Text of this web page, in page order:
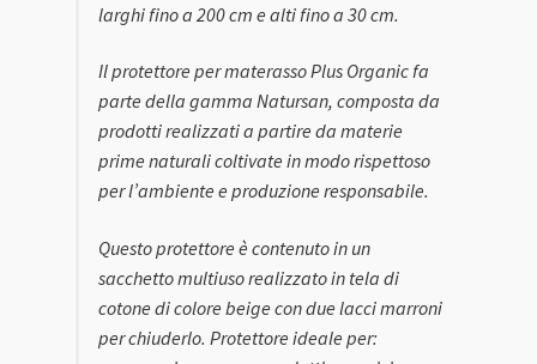
larghi fino a 200 cm e alti fino a 30 cm.
Il protettore per materasso Plus Organic fa
parte della gamma Natursan, composta da
prodotti realizzati a partire da materie
prime naturali coltivate in modo rispettoso
per l’ambiente e produzione responsabile.
Questo protettore è contenuto in un
sacchetto multiuso realizzato in tela di
cotone di colore beige con due lacci marroni
per chiuderlo. Protettore ideale per: